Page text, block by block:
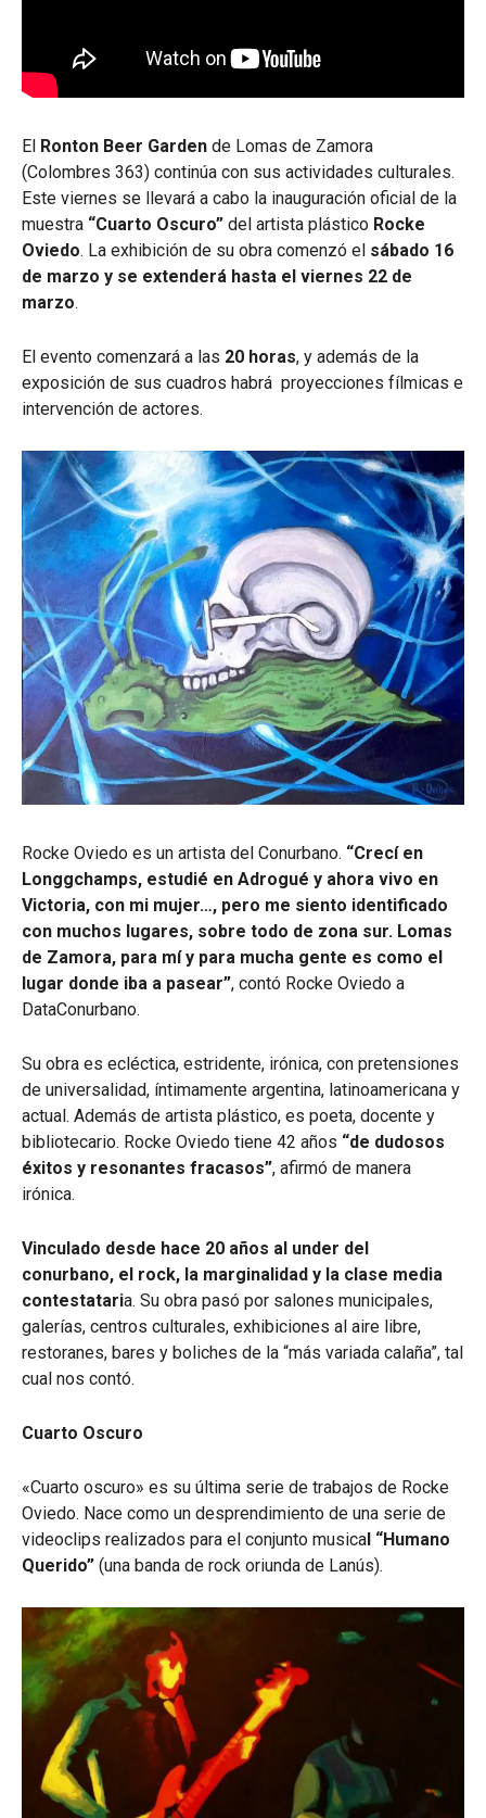
El Ronton Beer Garden de Lomas de Zamora
(Colombres 363) continúa con sus actividades culturales.
Este viernes se llevará a cabo la inauguración oficial de la
muestra “Cuarto Oscuro” del artista plástico Rocke
Oviedo. La exhibición de su obra comenzó el sábado 16
de marzo y se extenderá hasta el viernes 22 de
marzo.
El evento comenzará a las 20 horas, y además de la
exposición de sus cuadros habrá proyecciones fílmicas e
intervención de actores.
Rocke Oviedo es un artista del Conurbano. “Crecí en
Longgchamps, estudié en Adrogué y ahora vivo en
Victoria, con mi mujer…, pero me siento identificado
con muchos lugares, sobre todo de zona sur. Lomas
de Zamora, para mí y para mucha gente es como el
lugar donde iba a pasear”, contó Rocke Oviedo a
DataConurbano.
Su obra es ecléctica, estridente, irónica, con pretensiones
de universalidad, íntimamente argentina, latinoamericana y
actual. Además de artista plástico, es poeta, docente y
bibliotecario. Rocke Oviedo tiene 42 años “de dudosos
éxitos y resonantes fracasos”, afirmó de manera
irónica.
Vinculado desde hace 20 años al under del
conurbano, el rock, la marginalidad y la clase media
contestataria. Su obra pasó por salones municipales,
galerías, centros culturales, exhibiciones al aire libre,
restoranes, bares y boliches de la “más variada calaña”, tal
cual nos contó.
Cuarto Oscuro
«Cuarto oscuro» es su última serie de trabajos de Rocke
Oviedo. Nace como un desprendimiento de una serie de
videoclips realizados para el conjunto musical “Humano
Querido” (una banda de rock oriunda de Lanús).